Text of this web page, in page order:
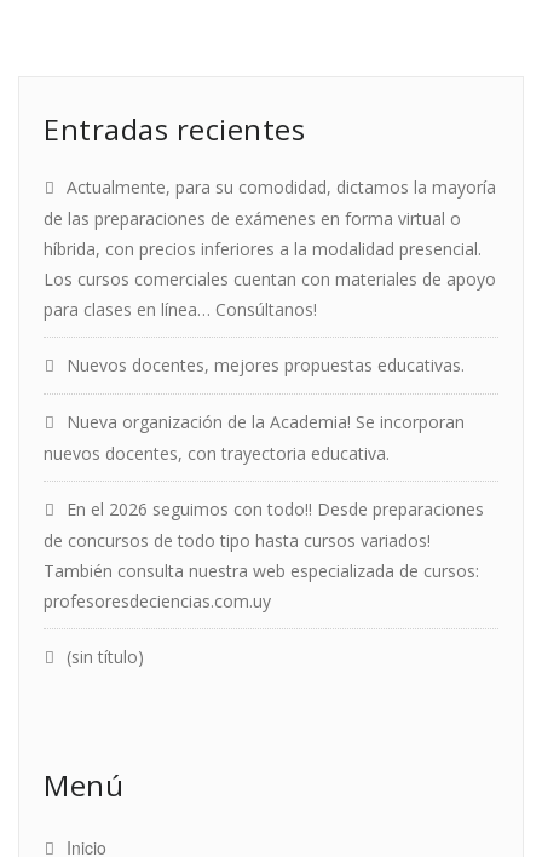
Entradas recientes
Actualmente, para su comodidad, dictamos la mayoría
de las preparaciones de exámenes en forma virtual o
híbrida, con precios inferiores a la modalidad presencial.
Los cursos comerciales cuentan con materiales de apoyo
para clases en línea… Consúltanos!
Nuevos docentes, mejores propuestas educativas.
Nueva organización de la Academia! Se incorporan
nuevos docentes, con trayectoria educativa.
En el 2026 seguimos con todo!! Desde preparaciones
de concursos de todo tipo hasta cursos variados!
También consulta nuestra web especializada de cursos:
profesoresdeciencias.com.uy
(sin título)
Menú
Inicio